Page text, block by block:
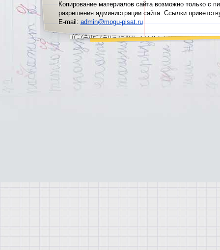
Копирование материалов сайта возможно только с
разрешения администрации сайта. Ссылки
E-mail:admin@mogu-pisat.ru